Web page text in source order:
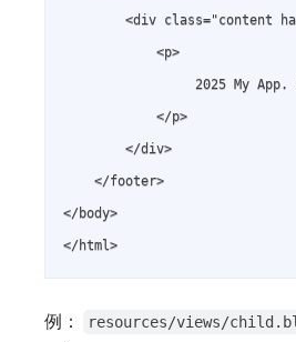
<div class="content
            <p>
2025 My App.
            </p>
        </div>
    </footer>
</body>
</html>
例： resources/views/